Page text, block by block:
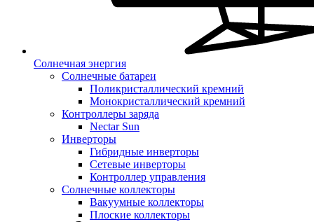
Солнечная энергия
Солнечные батареи
Поликристаллический кремний
Монокристаллический кремний
Контроллеры заряда
Nectar Sun
Инверторы
Гибридные инверторы
Сетевые инверторы
Контроллер управления
Солнечные коллекторы
Вакуумные коллекторы
Плоские коллекторы